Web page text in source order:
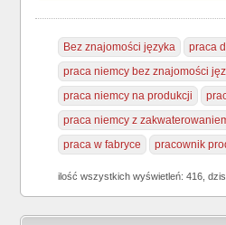
Bez znajomości języka
praca
praca niemcy bez znajomości
praca niemcy na produkcji
praca niemcy z
praca w fabryce
pracownik
ilość wszystkich wyświetleń: 416,